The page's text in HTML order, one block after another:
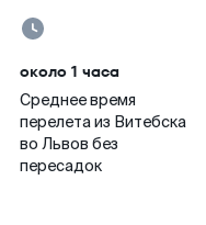
около 1 часа
Среднее время
перелета из Витебска
во Львов без
пересадок